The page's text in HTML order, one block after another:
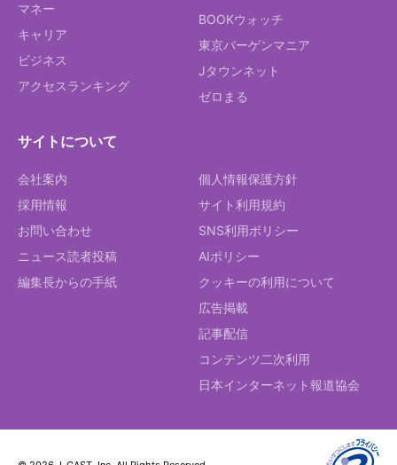
マネー
キャリア
ビジネス
アクセスランキング
BOOKウォッチ
東京バーゲンマニア
Jタウンネット
ゼロまる
サイトについて
会社案内
採用情報
お問い合わせ
ニュース読者投稿
編集長からの手紙
個人情報保護方針
サイト利用規約
SNS利用ポリシー
AIポリシー
クッキーの利用について
広告掲載
記事配信
コンテンツ二次利用
日本インターネット報道協会